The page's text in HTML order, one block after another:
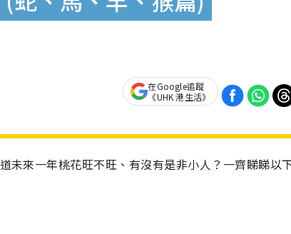
在Google追蹤
《UHK 港生活》
未來一年桃花旺不旺、有沒有是非小人？一齊睇睇以